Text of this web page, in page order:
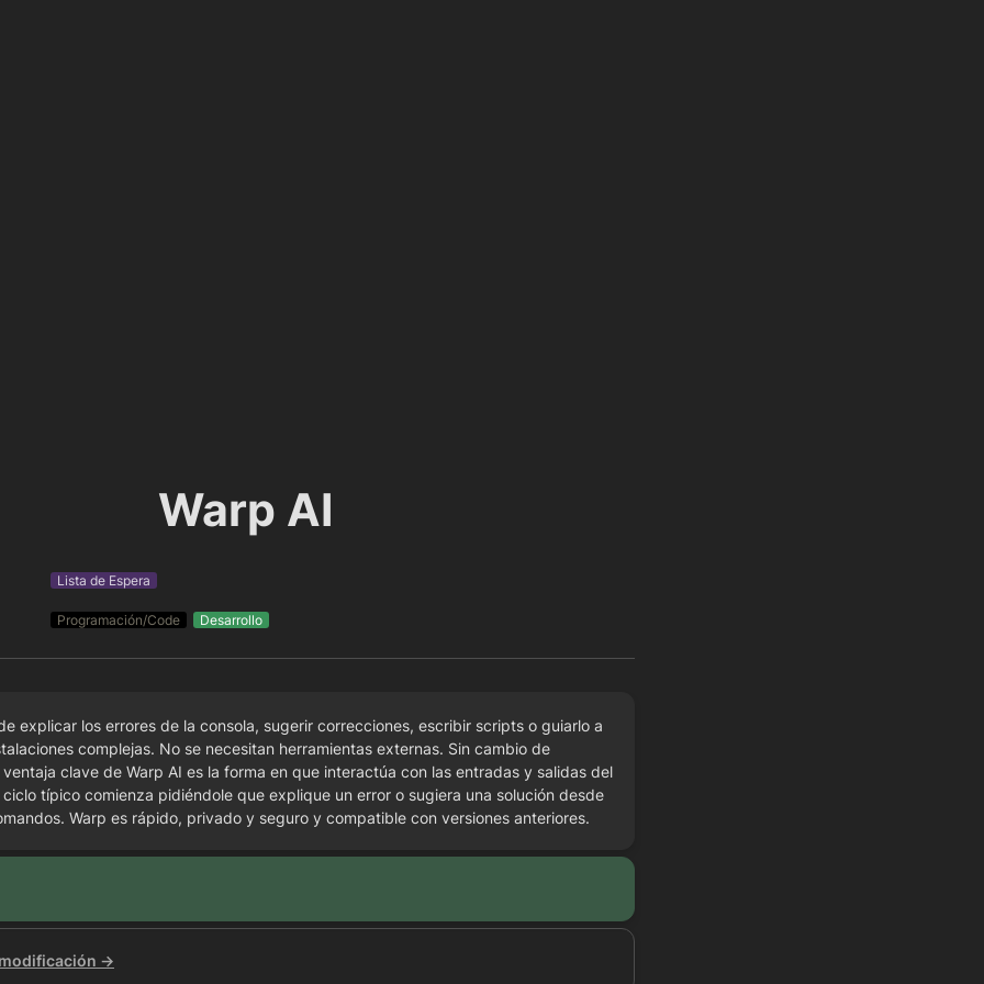
Warp AI
Lista de Espera
Programación/Code Desarrollo
explicar los errores de la consola, sugerir correcciones, escribir scripts o guiarlo a
complejas. No se necesitan herramientas externas. Sin cambio de
clave de Warp AI es la forma en que interactúa con las entradas y salidas del
ciclo típico comienza pidiéndole que explique un error o sugiera una solución desde
Warp es rápido, privado y seguro y compatible con versiones anteriores.
→